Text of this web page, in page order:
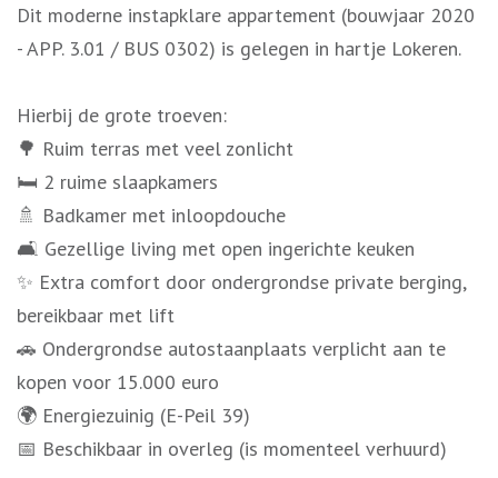
Dit moderne instapklare appartement (bouwjaar 2020
- APP. 3.01 / BUS 0302) is gelegen in hartje Lokeren.
Hierbij de grote troeven:
🌳 Ruim terras met veel zonlicht
🛏️ 2 ruime slaapkamers
🚿 Badkamer met inloopdouche
🛋️ Gezellige living met open ingerichte keuken
✨ Extra comfort door ondergrondse private berging,
bereikbaar met lift
🚗 Ondergrondse autostaanplaats verplicht aan te
kopen voor 15.000 euro
🌍 Energiezuinig (E-Peil 39)
📅 Beschikbaar in overleg (is momenteel verhuurd)